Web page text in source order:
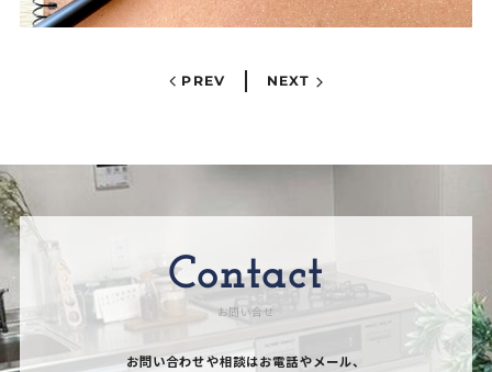
PREV NEXT
Contact
お問い合せ
お問い合わせや相談はお電話やメール、